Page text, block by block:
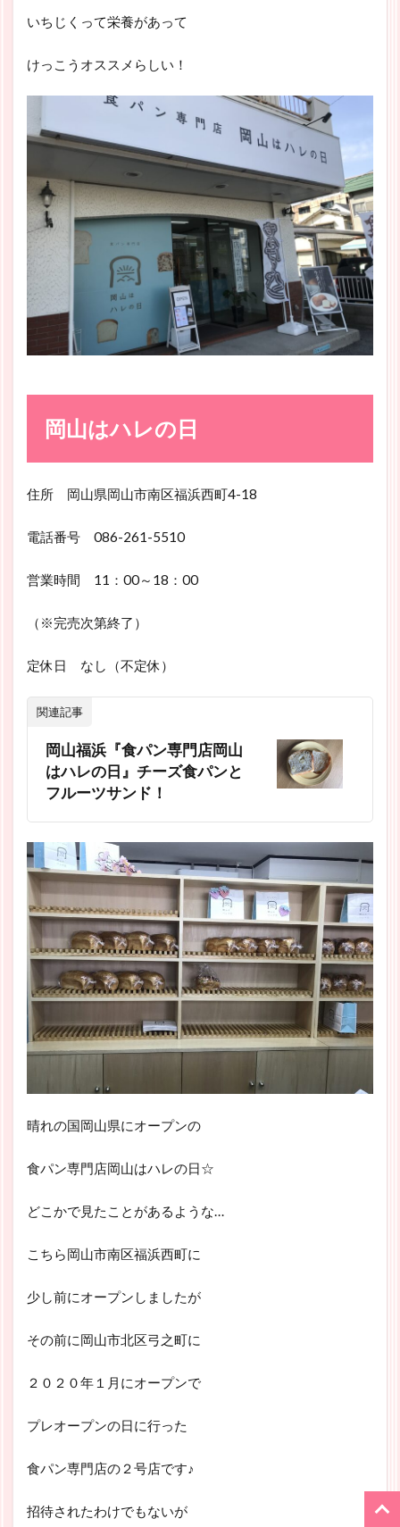
いちじくって栄養があって
けっこうオススメらしい！
岡山はハレの日
住所 岡山県岡山市南区福浜西町4-18
電話番号 086-261-5510
営業時間 11：00～18：00
（※完売次第終了）
定休日 なし（不定休）
関連記事
岡山福浜『食パン専門店岡山
はハレの日』チーズ食パンと
フルーツサンド！
晴れの国岡山県にオープンの
食パン専門店岡山はハレの日☆
どこかで見たことがあるような…
こちら岡山市南区福浜西町に
少し前にオープンしましたが
その前に岡山市北区弓之町に
２０２０年１月にオープンで
プレオープンの日に行った
食パン専門店の２号店です♪
招待されたわけでもないが